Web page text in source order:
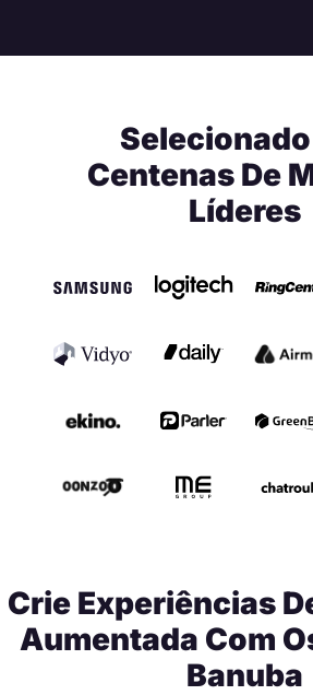
Centenas De
Líderes
Crie Experiências
Aumentada Com
Banuba